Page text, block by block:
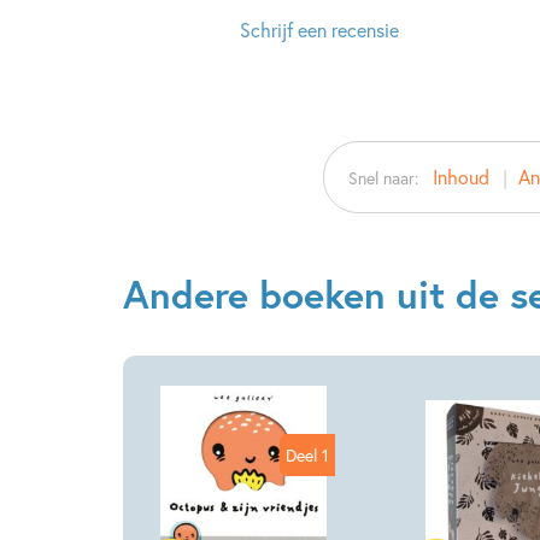
Schrijf een recensie
Snel naar: Inhoud
Andere boeken uit de
Deel 1